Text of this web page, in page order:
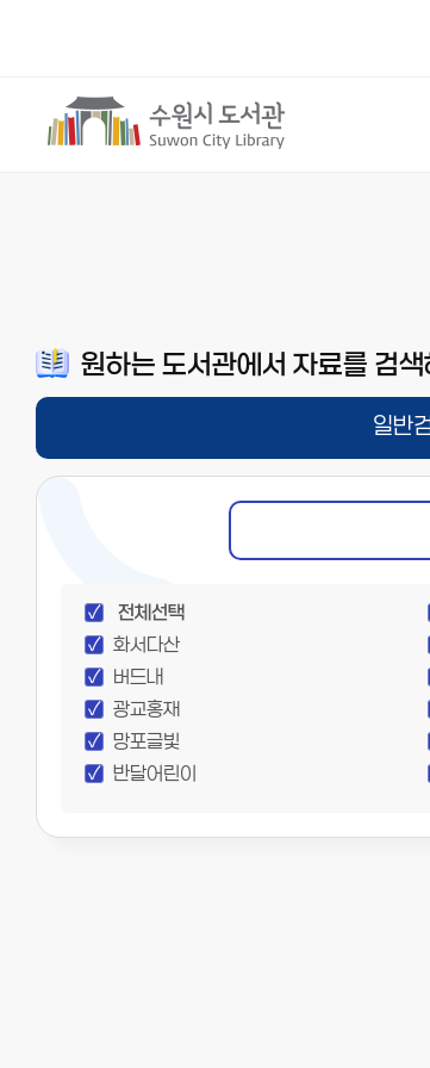
원하는 도서관에서 자료를 검
일반
전체선택
화서다산
버드내
광교홍재
망포글빛
반달어린이